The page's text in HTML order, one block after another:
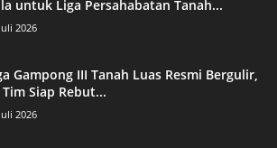
untuk Liga Persahabatan Tanah...
2026
Gampong III Tanah Luas Resmi Bergulir,
Tim Siap Rebut...
2026